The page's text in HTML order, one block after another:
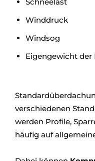
Winddruck
Windsog
Eigengewicht
verschiedenen
werden Profile,
häufig auf